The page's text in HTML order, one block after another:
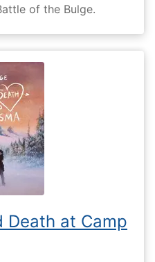
of the Bulge.
Death at Camp